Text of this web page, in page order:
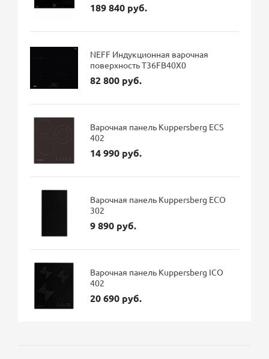
189 840 руб.
NEFF Индукционная варочная
поверхность T36FB40X0
82 800 руб.
Варочная панель Kuppersberg ECS
402
14 990 руб.
Варочная панель Kuppersberg ECO
302
9 890 руб.
Варочная панель Kuppersberg ICO
402
20 690 руб.